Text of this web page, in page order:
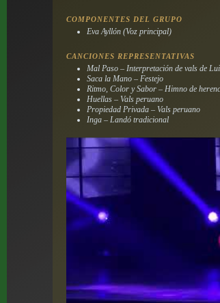
COMPONENTES DEL GRUPO
Eva Ayllón (Voz principal)
CANCIONES REPRESENTATIVAS
Mal Paso – Interpretación de vals de
Saca la Mano – Festejo
Ritmo, Color y Sabor – Himno de
Huellas – Vals peruano
Propiedad Privada – Vals peruano
Inga – Landó tradicional